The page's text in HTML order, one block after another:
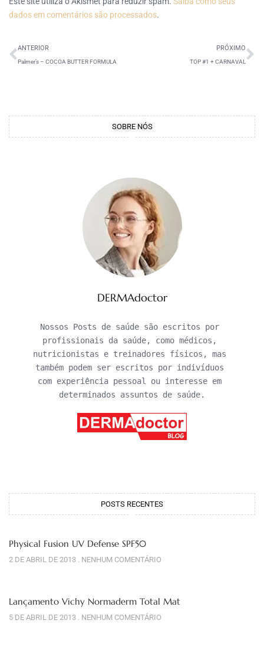
dados em comentários são processados.
ANTERIOR
Palmer’s – COCOA BUTTER FORMULA
PRÓXIMO
TOP #1 + CARNAVAL
SOBRE NÓS
DERMAdoctor
Nossos Posts de saúde são escritos por
profissionais da saúde, como médicos,
nutricionistas e treinadores físicos, mas
também podem ser escritos por indivíduos
com experiência pessoal ou interesse em
determinados assuntos de saúde.
POSTS RECENTES
Physical Fusion UV Defense SPF50
2 DE ABRIL DE 2013 NENHUM COMENTÁRIO
Lançamento Vichy Normaderm Total Mat
5 DE ABRIL DE 2013 NENHUM COMENTÁRIO